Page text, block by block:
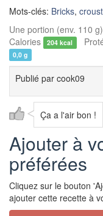
Mots-clés: Bricks,
Une portion (env. 110
Calories
204 kcal
0,0 g
Publié par cook09
Ça a l'air bon !
Ajouter à
préférées
Cliquez sur le bouton
ajouter cette recette à